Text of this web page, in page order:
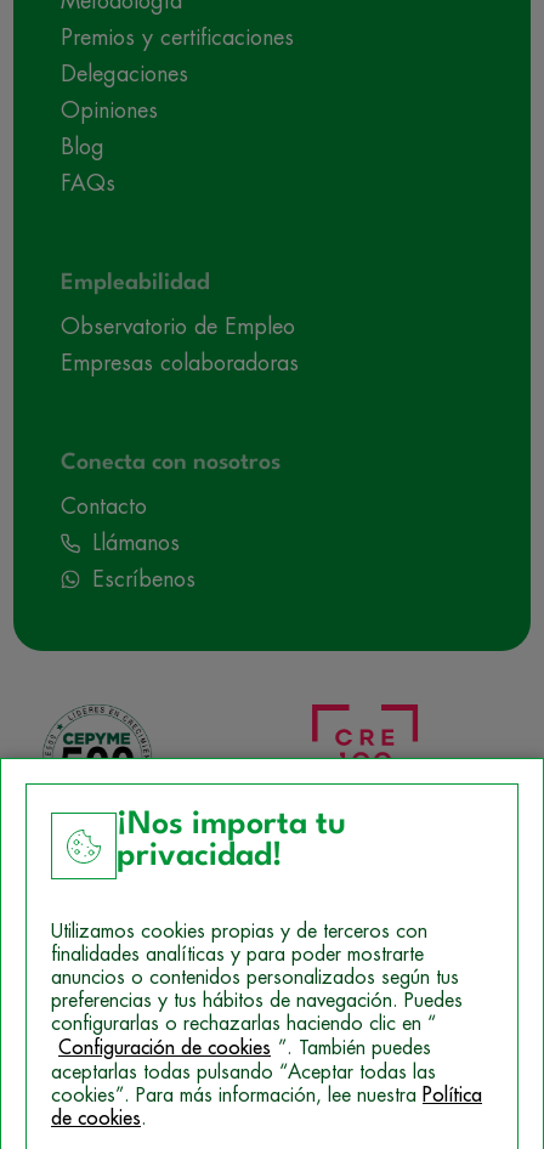
Premios y certificaciones
Delegaciones
Opiniones
Blog
FAQs
Empleabilidad
Observatorio de Empleo
Empresas colaboradoras
Conecta con nosotros
Contacto
Llámanos
Escríbenos
Política de Cookies
Mapa del sitio
Politica de Privacidad
© 2026 Campus Training
¡Nos importa tu
privacidad!
Utilizamos cookies propias y de terceros con
finalidades analíticas y para poder mostrarte
anuncios o contenidos personalizados según tus
preferencias y tus hábitos de navegación. Puedes
configurarlas o rechazarlas haciendo clic en “
Configuración de cookies ”. También puedes
aceptarlas todas pulsando “Aceptar todas las
cookies”. Para más información, lee nuestra Política
de cookies.